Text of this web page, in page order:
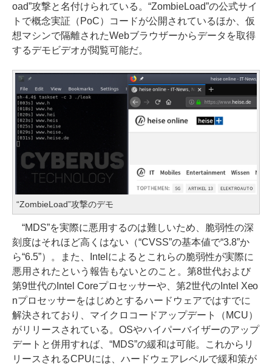
oad”攻撃と名付けられている。“ZombieLoad”の公式サイ
トで概念実証（PoC）コードが公開されているほか、仮
想マシンで隔離されたWebブラウザーからデータを取得
するデモビデオが閲覧可能だ。
“ZombieLoad”攻撃のデモ
“MDS”を実際に悪用するのは難しいため、脆弱性の深
刻度はそれほど高くはない（“CVSS”の基本値で“3.8”か
ら“6.5”）。また、Intelによるとこれらの脆弱性が実際に
悪用されたという報告もないとのこと。第8世代および
第9世代のIntel Coreプロセッサーや、第2世代のIntel Xeo
nプロセッサーをはじめとするハードウェアではすでに
解決されており、マイクロコードアップデート（MCU）
がリリースされている。OSやハイパーバイザーのアップ
デートと併用すれば、“MDS”の緩和は可能。これからリ
リースされるCPUには、ハードウェアレベルで緩和策が